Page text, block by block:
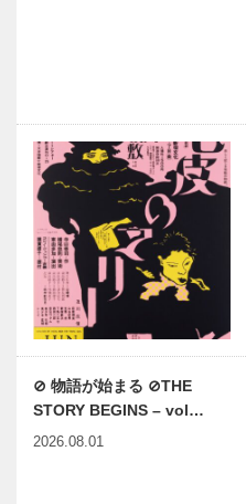
⊘ 物語が始まる ⊘THE
STORY BEGINS – vol…
2026.08.01